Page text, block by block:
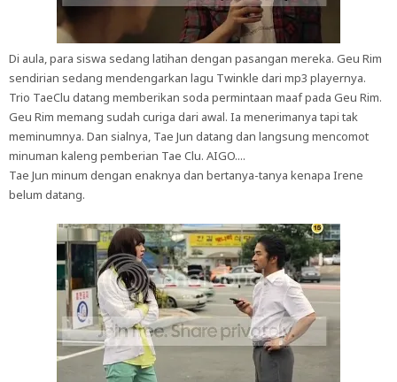
Di aula, para siswa sedang latihan dengan pasangan mereka. Geu Rim
sendirian sedang mendengarkan lagu Twinkle dari mp3 playernya.
Trio TaeClu datang memberikan soda permintaan maaf pada Geu Rim.
Geu Rim memang sudah curiga dari awal. Ia menerimanya tapi tak
meminumnya. Dan sialnya, Tae Jun datang dan langsung mencomot
minuman kaleng pemberian Tae Clu. AIGO....
Tae Jun minum dengan enaknya dan bertanya-tanya kenapa Irene
belum datang.